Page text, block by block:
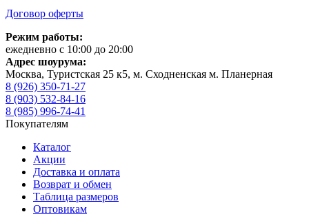
Договор оферты
Режим работы:
ежедневно с 10:00 до 20:00
Адрес шоурума:
Москва, Туристская 25 к5, м. Сходненская м. Планерная
8 (926) 350-71-27
8 (903) 532-84-16
8 (985) 996-74-41
Покупателям
Каталог
Акции
Доставка и оплата
Возврат и обмен
Таблица размеров
Оптовикам